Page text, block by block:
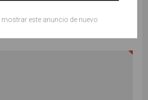
mostrar este anuncio de nuevo